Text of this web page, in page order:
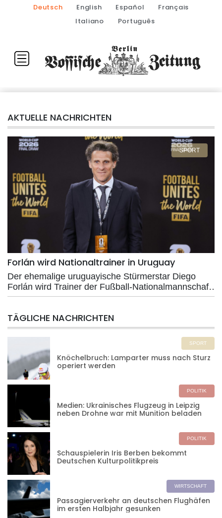
Deutsch English Español
Français
Italiano
Português
AKTUELLE NACHRICHTEN
SPORT
Forlán wird Nationaltrainer in Uruguay
Der ehemalige uruguayische Stürmerstar Diego
Forlán wird Trainer der Fußball-Nationalmannschaft
seines Heimatlandes. Dies gab der uruguayische
folgt auf Marcelo Bielsa, der mit der "Celeste" bei
der WM in den USA, Mexiko und Kanada bereits in
der Gruppenphase gescheitert war.
TÄGLICHE NACHRICHTEN
SPORT
Knöchelbruch: Lamparter muss nach Sturz
operiert werden
POLITIK
Medien: Ukrainisches Flugzeug in Leipzig
neben Drohne war mit Munition beladen
POLITIK
Schauspielerin Iris Berben bekommt
Deutschen Kulturpolitikpreis
WIRTSCHAFT
Passagierverkehr an deutschen Flughäfen
im ersten Halbjahr gesunken